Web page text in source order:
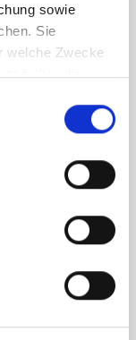
sowie
Sie
welche Zwecke
über die
Lage
identifizieren
Daten